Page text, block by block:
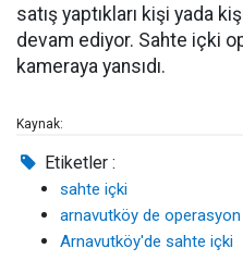
satış yaptıkları kişi yada
devam ediyor. Sahte içki
kameraya yansıdı.
Kaynak:
Etiketler :
sahte içki
arnavutköy de operasyon
Arnavutköy'de sahte içki